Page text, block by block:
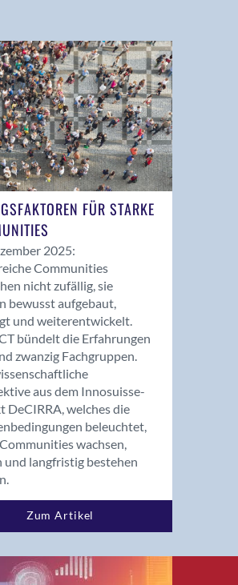
FÜR STARKE
2025:
Communities
nicht zufällig, sie
bewusst aufgebaut,
und weiterentwickelt.
bündelt die Erfahrungen
zwanzig Fachgruppen.
aus dem Innosuisse-
DeCIRRA, welches die
beleuchtet,
wachsen,
und langfristig bestehen
Zum Artikel